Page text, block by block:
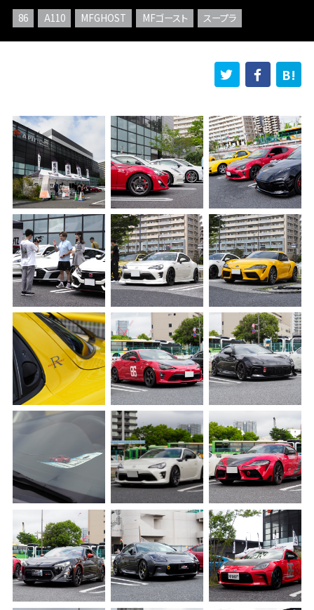
86 A110 MFGHOST MFゴースト スープラ